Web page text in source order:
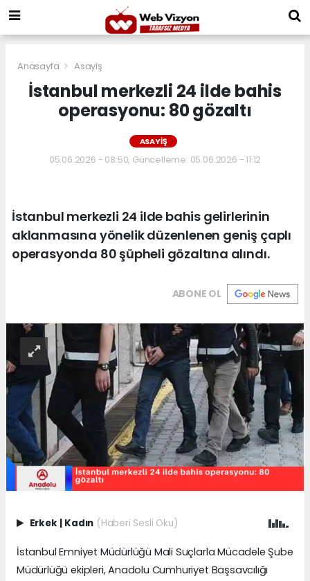
Anasayfa Asayiş
İstanbul merkezli 24 ilde bahis
operasyonu: 80 gözaltı
ASAYIŞ
05.06.2026 - 08:50, Güncelleme: 05.06.2026 - 11:12
İstanbul merkezli 24 ilde bahis gelirlerinin
aklanmasına yönelik düzenlenen geniş çaplı
operasyonda 80 şüpheli gözaltına alındı.
ABONE OL
Erkek | Kadın (Haberi Sesli Oku)
İstanbul Emniyet Müdürlüğü Mali Suçlarla Mücadele Şube
Müdürlüğü ekipleri, Anadolu Cumhuriyet Başsavcılığı